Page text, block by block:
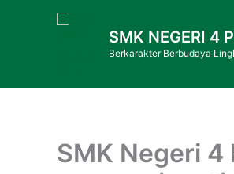
SMK NEGERI 4
Berkarakter Berbudaya
SMK Negeri